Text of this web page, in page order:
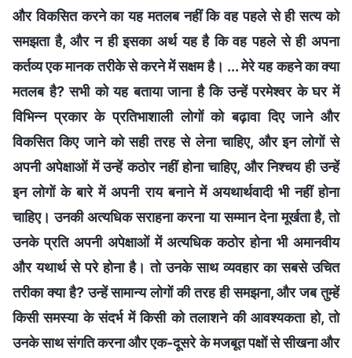
और विकसित करने का यह मतलब नहीं कि वह पहले से ही सत्य को
समझता है, और न ही इसका अर्थ यह है कि वह पहले से ही अपना
कर्तव्य एक मानक तरीके से करने में सक्षम है। ... मेरे यह कहने का क्या
मतलब है? सभी को यह बताया जाना है कि उन्हें परमेश्वर के घर में
विभिन्न प्रकार के प्रतिभाशाली लोगों को बढ़ावा दिए जाने और
विकसित किए जाने को सही तरह से लेना चाहिए, और इन लोगों से
अपनी अपेक्षाओं में उन्हें कठोर नहीं होना चाहिए, और निश्चय ही उन्हें
इन लोगों के बारे में अपनी राय बनाने में अयथार्थवादी भी नहीं होना
चाहिए। उनकी अत्यधिक सराहना करना या सम्मान देना मूर्खता है, तो
उनके प्रति अपनी अपेक्षाओं में अत्यधिक कठोर होना भी अमानवीय
और यथार्थ से परे होना है। तो उनके साथ व्यवहार का सबसे उचित
तरीका क्या है? उन्हें सामान्य लोगों की तरह ही समझना, और जब तुम्हें
किसी समस्या के संदर्भ में किसी को तलाशने की आवश्यकता हो, तो
उनके साथ संगति करना और एक-दूसरे के मजबूत पक्षों से सीखना और